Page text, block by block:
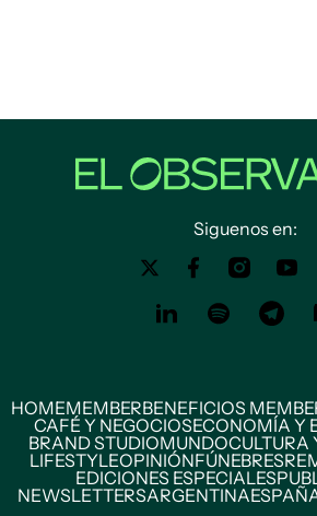
Siguenos en:
HOMEMEMBERBENEFICIOS
CAFÉ Y NEGOCIOSECONOMÍA Y
BRAND STUDIOMUNDOCULTURA
LIFESTYLEOPINIÓNFÚNEBRES
EDICIONES ESPECIALES
NEWSLETTERSARGENTINA